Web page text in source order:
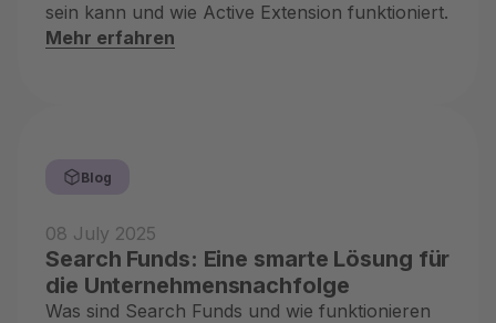
sein kann und wie Active Extension funktioniert.
Mehr erfahren
Blog
08 July 2025
Search Funds: Eine smarte Lösung für
die Unternehmensnachfolge
Was sind Search Funds und wie funktionieren